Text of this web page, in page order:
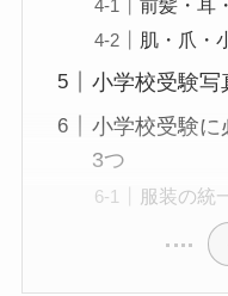
前髪・耳
肌・爪・
小学校受験写
小学校受験に
3つ
服装の統